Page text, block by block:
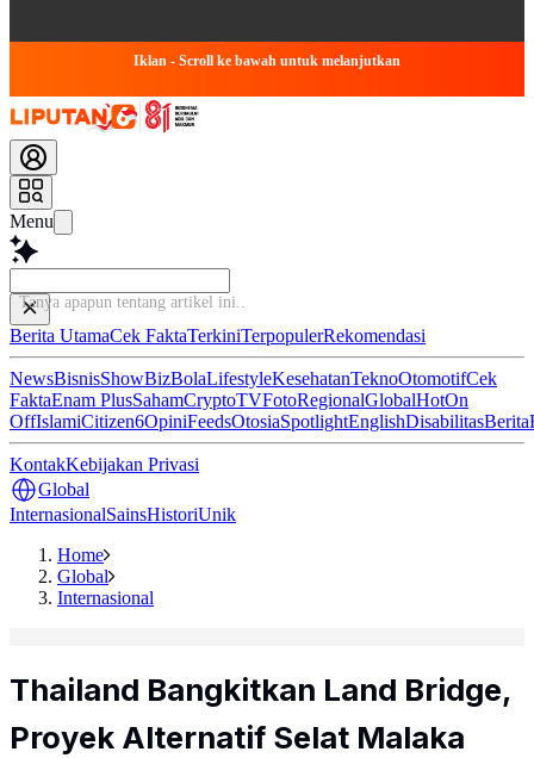
Iklan - Scroll ke bawah untuk melanjutkan
Menu
Tanya apapun tentang art
Berita UtamaCek FaktaTerkiniTerpopulerRekomendasi
NewsBisnisShowBizBolaLifestyleKesehatanTeknoOtomotifCek
FaktaEnam PlusSahamCryptoTVFotoRegionalGlobalHotOn
OffIslamiCitizen6OpiniFeedsOtosiaSpotlightEnglishDisabilitasBerita
KontakKebijakan Privasi
Global
InternasionalSainsHistoriUnik
Home
Global
Internasional
Thailand Bangkitkan Land Bridge,
Proyek Alternatif Selat Malaka